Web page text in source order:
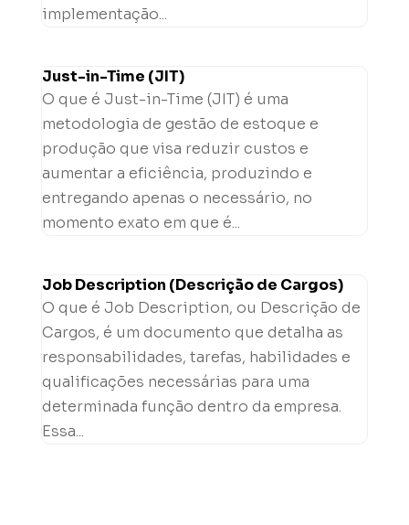
implementação...
Just-in-Time (JIT)
O que é Just-in-Time (JIT) é uma
metodologia de gestão de estoque e
produção que visa reduzir custos e
aumentar a eficiência, produzindo e
entregando apenas o necessário, no
momento exato em que é...
Job Description (Descrição de Cargos)
O que é Job Description, ou Descrição de
Cargos, é um documento que detalha as
responsabilidades, tarefas, habilidades e
qualificações necessárias para uma
determinada função dentro da empresa.
Essa...